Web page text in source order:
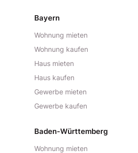
Bayern
Wohnung mieten
Wohnung kaufen
Haus mieten
Haus kaufen
Gewerbe mieten
Gewerbe kaufen
Baden-Württemberg
Wohnung mieten